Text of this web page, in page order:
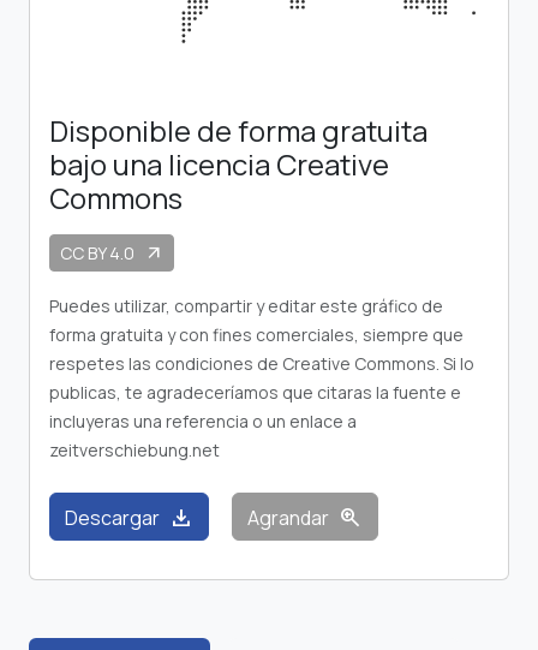
Disponible de forma gratuita
bajo una licencia Creative
Commons
CC BY 4.0 arrow_outward
Puedes utilizar, compartir y editar este gráfico de
forma gratuita y con fines comerciales, siempre que
respetes las condiciones de Creative Commons. Si lo
publicas, te agradeceríamos que citaras la fuente e
incluyeras una referencia o un enlace a
zeitverschiebung.net
Descargar download Agrandar zoom_in